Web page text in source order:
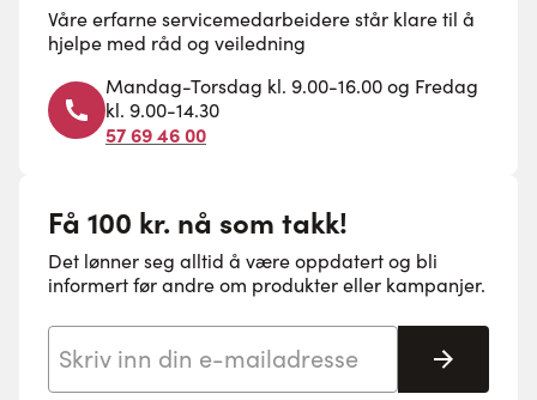
Våre erfarne servicemedarbeidere står klare til å
hjelpe med råd og veiledning
Mandag-Torsdag kl. 9.00-16.00 og Fredag
kl. 9.00-14.30
57 69 46 00
Få 100 kr. nå som takk!
Det lønner seg alltid å være oppdatert og bli
informert før andre om produkter eller kampanjer.